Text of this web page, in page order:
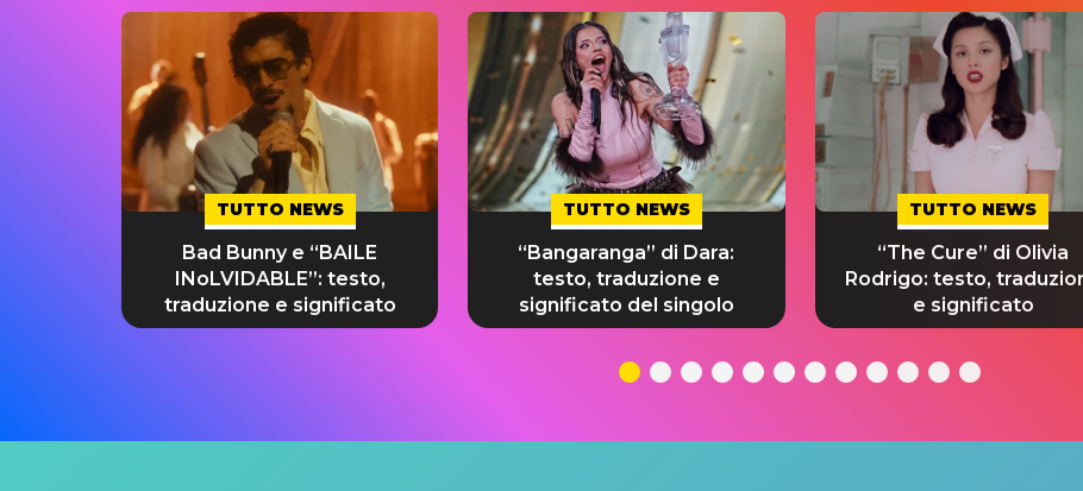
TUTTO NEWS
Bad Bunny e “BAILE
INoLVIDABLE”: testo,
traduzione e significato
TUTTO NEWS
“Bangaranga” di Dara:
testo, traduzione e
significato del singolo
TUTTO NEWS
“The Cure” di Olivia
Rodrigo: testo,
e significato